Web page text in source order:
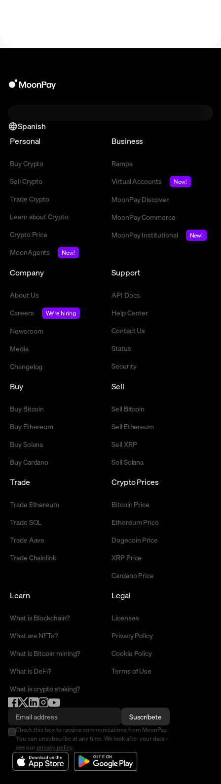
Spanish
Personal
Buy Crypto
Sell Crypto
Trade Crypto
Learn about Crypto
Crypto Price
MoonAgents
New!
Business
Ramps
Virtual Accounts
New!
MoonPay Discover
MoonPay Commerce
MoonPay Institutional
New!
Company
About Us
Careers
We're hiring
Newsroom
Media
Changelog
Support
API Docs
Help Center
Contact Us
Status
Security
Buy
Buy Bitcoin
Buy Ethereum
Buy Solana
Buy Cardano
Sell
Sell Bitcoin
Sell Ethereum
Sell XRP
Sell Solana
Trade
Trade Ethereum
Trade SOL
Trade Aave
Trade Chainlink
Crypto Prices
Bitcoin Price
Ethereum Price
Dogecoin Price
XRP Price
Cardano Price
Learn
What is Blockchain?
What are NFTs?
What is Bitcoin mining?
What is DeFi?
What is crypto staking?
Legal
Licenses
Privacy Policy
Cookie Policy
Terms of Use
Suscríbete
Check this box to receive communications from MoonPay.
You can unsubscribe at any time. We look after your data -
see our privacy policy.